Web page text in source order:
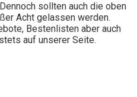
sollten auch die oben
Acht gelassen werden.
Bestenlisten aber auch
auf unserer Seite.